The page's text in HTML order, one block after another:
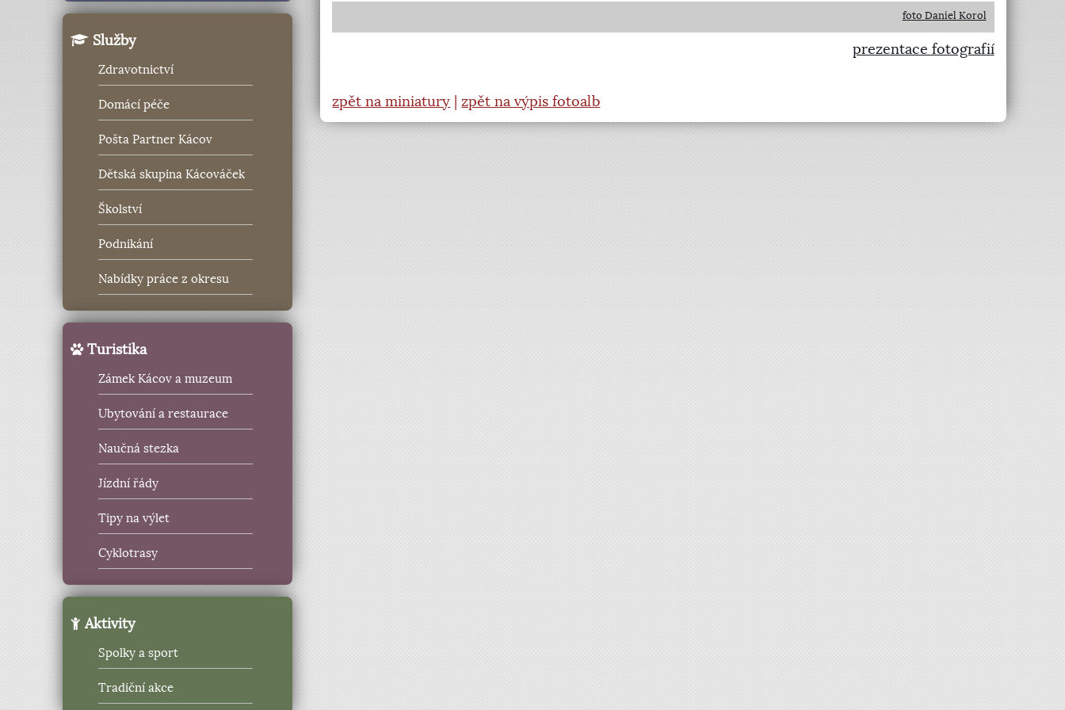
Služby
Zdravotnictví
Domácí péče
Pošta Partner Kácov
Dětská skupina Kácováček
Školství
Podnikání
Nabídky práce z okresu
Turistika
Zámek Kácov a muzeum
Ubytování a restaurace
Naučná stezka
Jízdní řády
Tipy na výlet
Cyklotrasy
Aktivity
Spolky a sport
Tradiční akce
foto Daniel Korol
prezentace fotografií
zpět na miniatury |zpět na výpis fotoalb